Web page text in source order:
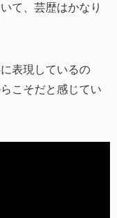
て、芸歴はかなり
表現しているの
こそだと感じてい